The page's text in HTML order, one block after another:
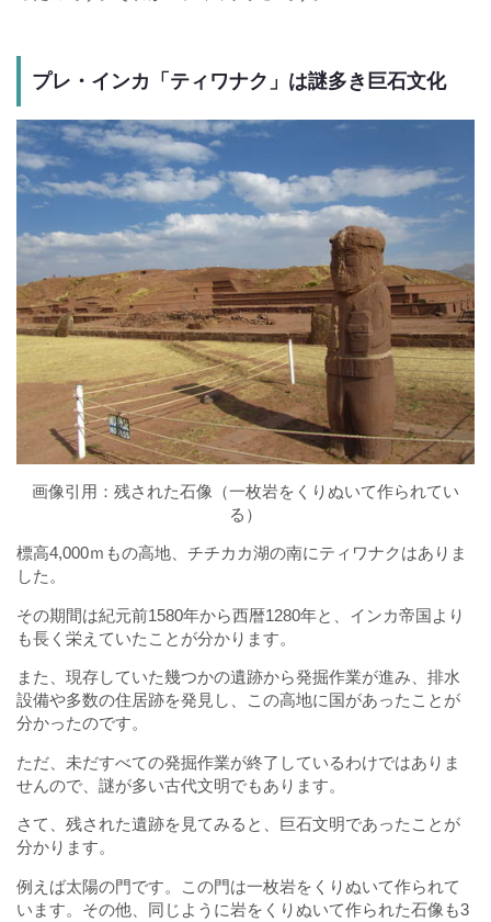
プレ・インカ「ティワナク」は謎多き巨石文化
画像引用： 残された石像（一枚岩をくりぬいて作られてい
る）
標高4,000ｍもの高地、チチカカ湖の南にティワナクはありま
した。
その期間は紀元前1580年から西暦1280年と、インカ帝国より
も長く栄えていたことが分かります。
また、現存していた幾つかの遺跡から発掘作業が進み、排水
設備や多数の住居跡を発見し、この高地に国があったことが
分かったのです。
ただ、未だすべての発掘作業が終了しているわけではありま
せんので、謎が多い古代文明でもあります。
さて、残された遺跡を見てみると、巨石文明であったことが
分かります。
例えば太陽の門です。この門は一枚岩をくりぬいて作られて
います。その他、同じように岩をくりぬいて作られた石像も3